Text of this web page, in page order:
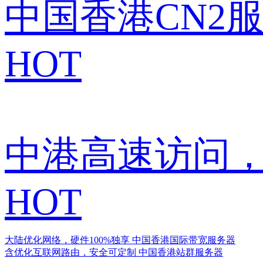
中国香港CN2
HOT
中港高速访问
HOT
大陆优化网络，硬件100%独享 中国香港国际带宽服务器
含优化互联网路由，安全可定制 中国香港站群服务器